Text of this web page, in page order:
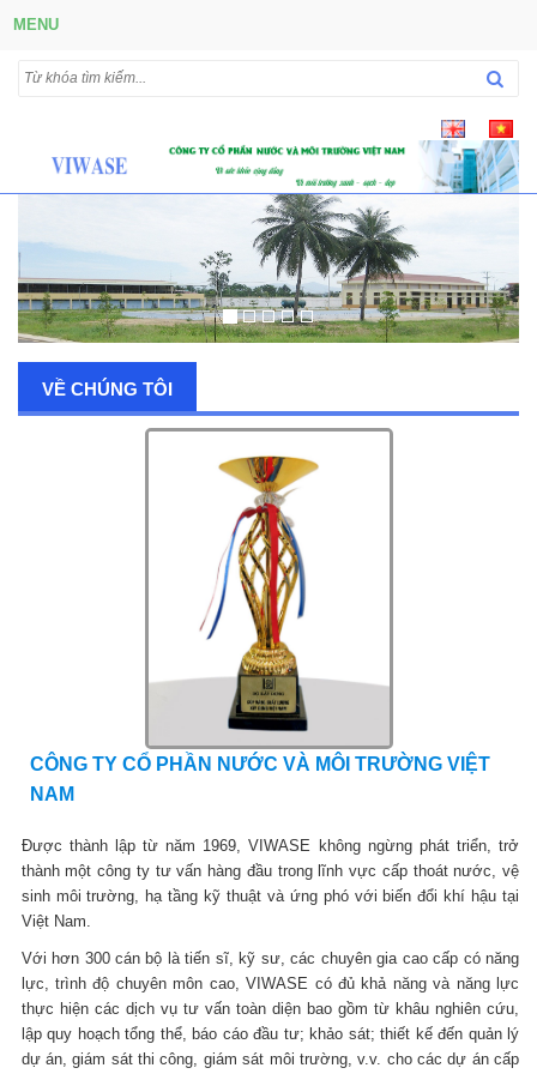
MENU
VỀ CHÚNG TÔI
CÔNG TY CỔ PHẦN NƯỚC VÀ MÔI TRƯỜNG VIỆT
NAM
Được thành lập từ năm 1969, VIWASE không ngừng phát triển, trở
thành một công ty tư vấn hàng đầu trong lĩnh vực cấp thoát nước, vệ
sinh môi trường, hạ tầng kỹ thuật và ứng phó với biến đổi khí hậu tại
Việt Nam.
Với hơn 300 cán bộ là tiến sĩ, kỹ sư, các chuyên gia cao cấp có năng
lực, trình độ chuyên môn cao, VIWASE có đủ khả năng và năng lực
thực hiện các dịch vụ tư vấn toàn diện bao gồm từ khâu nghiên cứu,
lập quy hoạch tổng thể, báo cáo đầu tư; khảo sát; thiết kế đến quản lý
dự án, giám sát thi công, giám sát môi trường, v.v. cho các dự án cấp